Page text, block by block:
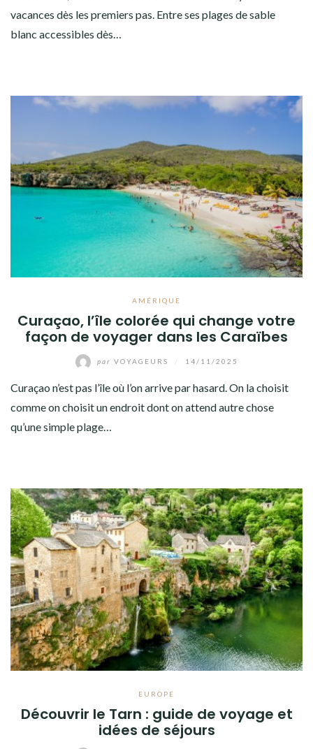
vacances dès les premiers pas. Entre ses plages de sable
blanc accessibles dès…
AMÉRIQUE
Curaçao, l’île colorée qui change votre
façon de voyager dans les Caraïbes
par VOYAGEURS 14/11/2025
Curaçao n’est pas l’île où l’on arrive par hasard. On la choisit
comme on choisit un endroit dont on attend autre chose
qu’une simple plage…
EUROPE
Découvrir le Tarn : guide de voyage et
idées de séjours